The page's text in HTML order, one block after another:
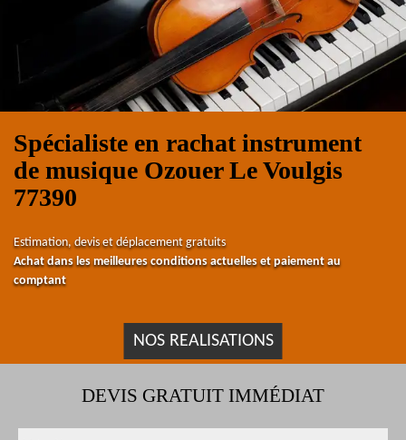
Spécialiste en rachat instrument
de musique Ozouer Le Voulgis
77390
Estimation, devis et déplacement gratuits
Achat dans les meilleures conditions actuelles et paiement au
comptant
NOS REALISATIONS
DEVIS GRATUIT IMMÉDIAT